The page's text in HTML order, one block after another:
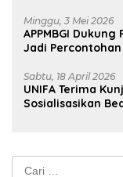
Minggu, 3 Mei 2026
APPMBGI
Jadi
Sabtu, 18 April 2026
UNIFA Terima
Sosialisasikan
Cari